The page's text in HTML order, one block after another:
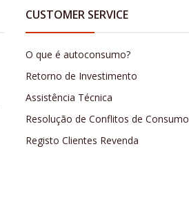
CUSTOMER SERVICE
O que é autoconsumo?
Retorno de Investimento
Assistência Técnica
Resolução de Conflitos de Consumo
Registo Clientes Revenda